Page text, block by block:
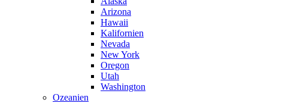
Arizona
Hawaii
Kalifornien
Nevada
New York
Oregon
Utah
Washington
Ozeanien